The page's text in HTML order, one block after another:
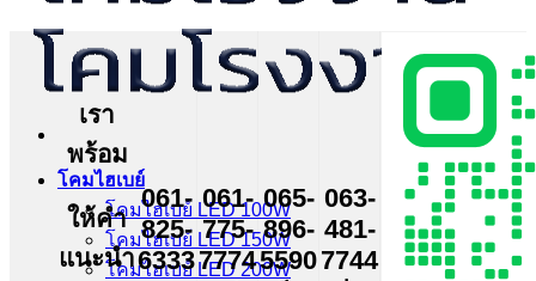
โคมไฮเบย์
โคมไฮเบย์ LED 100W
โคมไฮเบย์ LED 150W
โคมไฮเบย์ LED 200W
เรา
พร้อม
ให้คำ
แนะนำ
061-
825-
6333
061-
775-
7774
065-
896-
5590
063-
481-
7744